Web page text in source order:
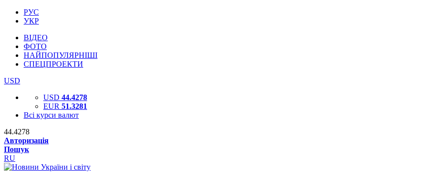
РУС
УКР
ВІДЕО
ФОТО
НАЙПОПУЛЯРНІШІ
СПЕЦПРОЕКТИ
USD
USD 44.4278
EUR 51.3281
Всі курси валют
44.4278
Авторизація
Пошук
RU